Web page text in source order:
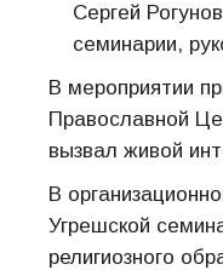
Сергей
семинарии,
В мероприятии
Православной
вызвал живой
В
Угрешской
религиозного